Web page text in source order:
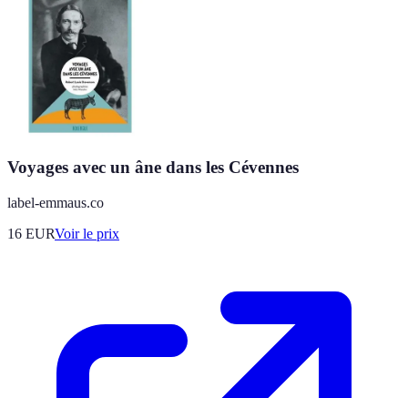
Voyages avec un âne dans les Cévennes
label-emmaus.co
16 EURVoir le prix